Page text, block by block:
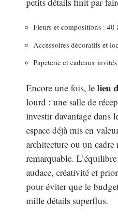
Fleurs et compositions : 40
Accessoires décoratifs et
Papeterie et cadeaux
Encore une fois, le lieu
lourd : une salle de
investir davantage dans
espace déjà mis en
architecture ou un cadre
remarquable.
audace, créativité et
pour éviter que le
mille détails superflus.